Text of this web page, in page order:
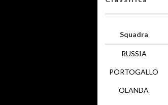
Squadra
RUSSIA
PORTOGALLO
OLANDA